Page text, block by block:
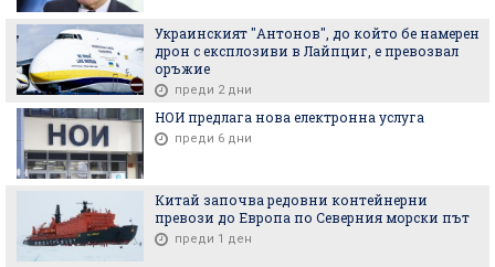
Украинският "Антонов", до който бе намерен
дрон с експлозиви в Лайпциг, е превозвал
оръжие
преди 2 дни
НОИ предлага нова електронна услуга
преди 6 дни
Китай започва редовни контейнерни
превози до Европа по Северния морски път
преди 1 ден